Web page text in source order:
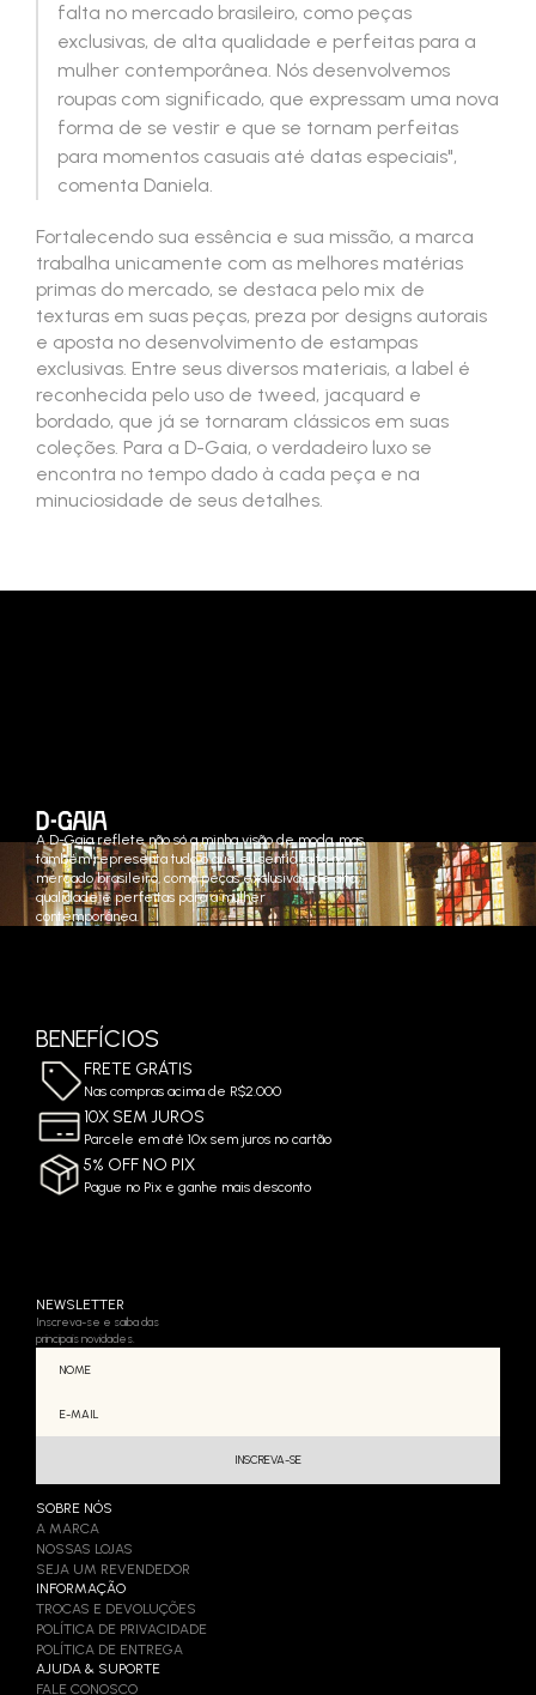
falta no mercado brasileiro, como peças
exclusivas, de alta qualidade e perfeitas para a
mulher contemporânea. Nós desenvolvemos
roupas com significado, que expressam uma nova
forma de se vestir e que se tornam perfeitas
para momentos casuais até datas especiais",
comenta Daniela.
Fortalecendo sua essência e sua missão, a marca
trabalha unicamente com as melhores matérias
primas do mercado, se destaca pelo mix de
texturas em suas peças, preza por designs autorais
e aposta no desenvolvimento de estampas
exclusivas. Entre seus diversos materiais, a label é
reconhecida pelo uso de tweed, jacquard e
bordado, que já se tornaram clássicos em suas
coleções. Para a D-Gaia, o verdadeiro luxo se
encontra no tempo dado à cada peça e na
minuciosidade de seus detalhes.
A D-Gaia reflete não só a minha visão de moda, mas
também representa tudo o que eu sentia falta no
mercado brasileiro, como peças exclusivas, de alta
qualidade e perfeitas para a mulher
contemporânea.
BENEFÍCIOS
FRETE GRÁTIS
Nas compras acima de R$2.000
10X SEM JUROS
Parcele em até 10x sem juros no cartão
5% OFF NO PIX
Pague no Pix e ganhe mais desconto
NEWSLETTER
Inscreva-se e saiba das
principais novidades.
SOBRE NÓS
A MARCA
NOSSAS LOJAS
SEJA UM REVENDEDOR
INFORMAÇÃO
TROCAS E DEVOLUÇÕES
POLÍTICA DE PRIVACIDADE
POLÍTICA DE ENTREGA
AJUDA & SUPORTE
FALE CONOSCO